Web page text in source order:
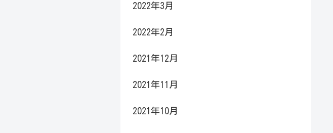
2022年3月
2022年2月
2021年12月
2021年11月
2021年10月